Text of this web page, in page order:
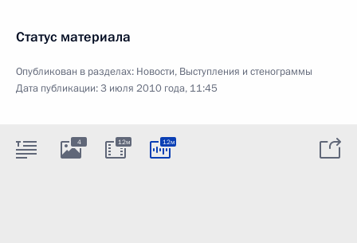
Статус материала
Опубликован в разделах: Новости, Выступления и стенограммы
Дата публикации:3 июля 2010 года, 11:45
4 12м 12м